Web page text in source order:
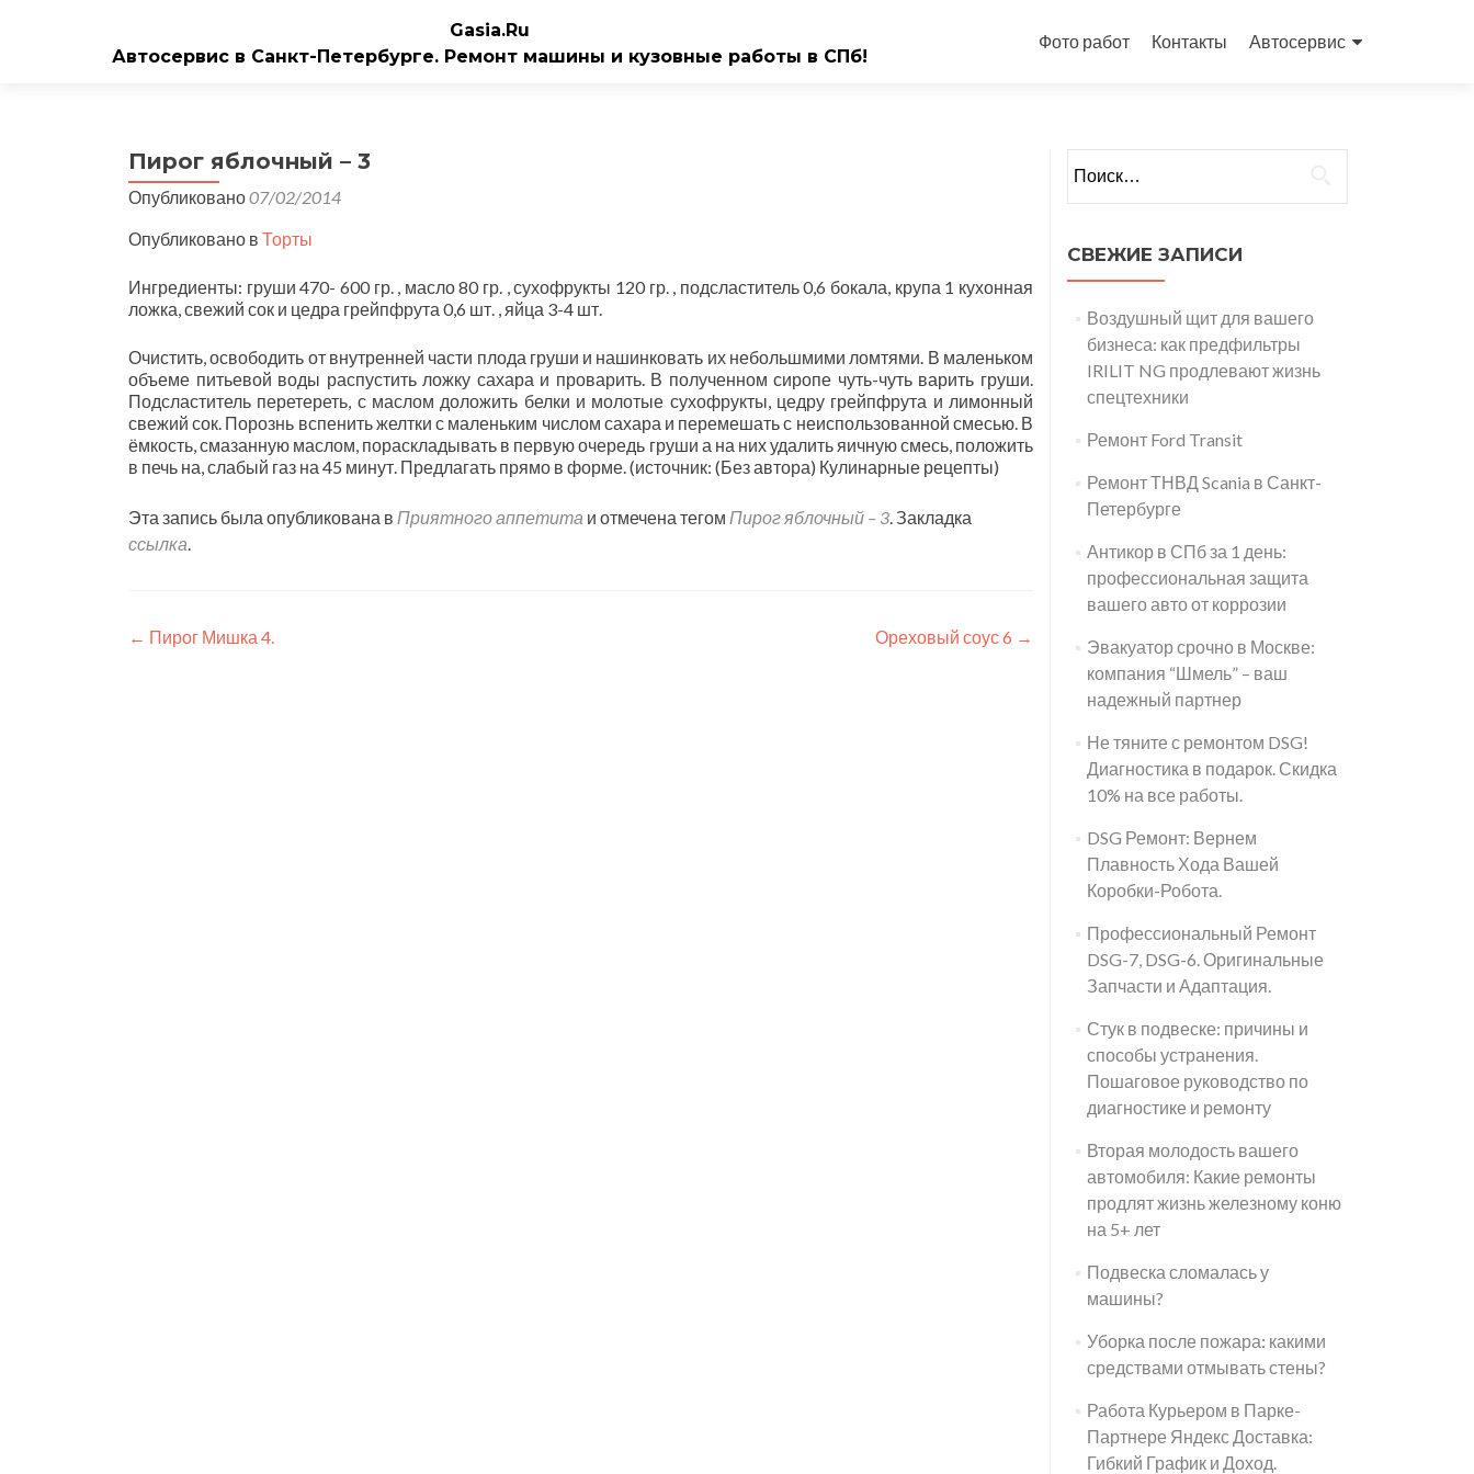
Gasia.Ru
Автосервис в Санкт-Петербурге. Ремонт машины и кузовные работы в СПб!
к
Фото работ Контакты Автосервис
Пирог яблочный – 3
Опубликовано07/02/2014
Опубликовано в Торты
Ингредиенты: груши 470- 600 гр. , масло 80 гр. , сухофрукты 120 гр. , подсластитель 0,6 бокала, крупа 1 кухонная
ложка, свежий сок и цедра грейпфрута 0,6 шт. , яйца 3-4 шт.
Очистить, освободить от внутренней части плода груши и нашинковать их небольшмими ломтями. В маленьком
объеме питьевой воды распустить ложку сахара и проварить. В полученном сиропе чуть-чуть варить груши.
Подсластитель перетереть, с маслом доложить белки и молотые сухофрукты, цедру грейпфрута и лимонный
свежий сок. Порознь вспенить желтки с маленьким числом сахара и перемешать с неиспользованной смесью. В
ёмкость, смазанную маслом, пораскладывать в первую очередь груши а на них удалить яичную смесь, положить
в печь на, слабый газ на 45 минут. Предлагать прямо в форме. (источник: (Без автора) Кулинарные рецепты)
Эта запись была опубликована в Приятного аппетита и отмечена тегом Пирог яблочный – 3. Закладка
ссылка.
Навигация
← Пирог Мишка 4. Ореховый соус 6 →
СВЕЖИЕ ЗАПИСИ
Воздушный щит для вашего
бизнеса: как предфильтры
IRILIT NG продлевают жизнь
спецтехники
Ремонт Ford Transit
Ремонт ТНВД Scania в Санкт-
Петербурге
Антикор в СПб за 1 день:
профессиональная защита
вашего авто от коррозии
Эвакуатор срочно в Москве:
компания “Шмель” – ваш
надежный партнер
Не тяните с ремонтом DSG!
Диагностика в подарок. Скидка
10% на все работы.
DSG Ремонт: Вернем
Плавность Хода Вашей
Коробки-Робота.
Профессиональный Ремонт
DSG-7, DSG-6. Оригинальные
Запчасти и Адаптация.
Стук в подвеске: причины и
способы устранения.
Пошаговое руководство по
диагностике и ремонту
Вторая молодость вашего
автомобиля: Какие ремонты
продлят жизнь железному коню
на 5+ лет
Подвеска сломалась у
машины?
Уборка после пожара: какими
средствами отмывать стены?
Работа Курьером в Парке-
Партнере Яндекс Доставка:
Гибкий График и Доход.